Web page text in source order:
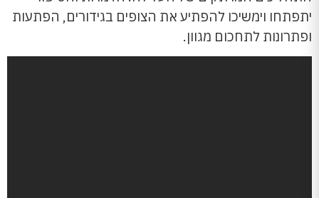
יתפתחו וימשיכו להפתיע את הצופים בגידורים, הפתעות
ופתרונות לתחכום מגוון.